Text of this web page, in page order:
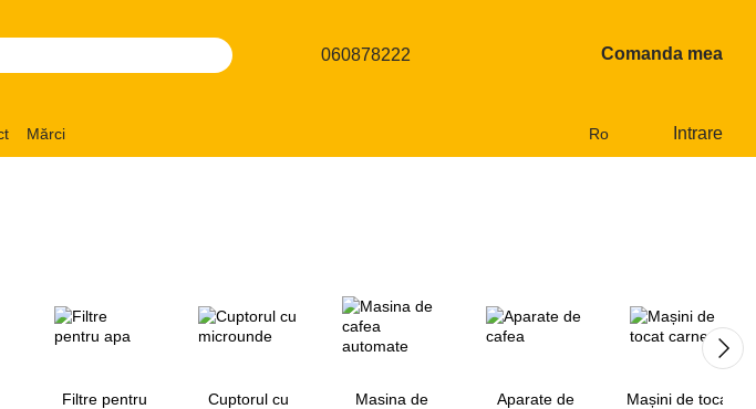
060878222 Comanda mea
Mărci Ro Intrare
Filtre pentru
Cuptorul cu
Masina de
Aparate de
Mașini de tocat